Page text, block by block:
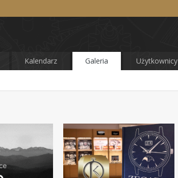
Kalendarz Galeria Użytkownicy